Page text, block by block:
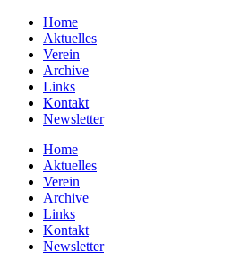
Home
Aktuelles
Verein
Archive
Links
Kontakt
Newsletter
Home
Aktuelles
Verein
Archive
Links
Kontakt
Newsletter